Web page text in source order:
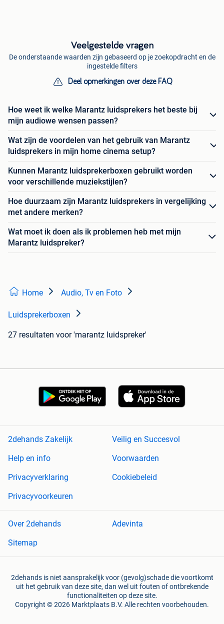
Veelgestelde vragen
De onderstaande waarden zijn gebaseerd op je zoekopdracht en de
ingestelde filters
Deel opmerkingen over deze FAQ
Hoe weet ik welke Marantz luidsprekers het beste bij
mijn audiowe wensen passen?
Wat zijn de voordelen van het gebruik van Marantz
luidsprekers in mijn home cinema setup?
Kunnen Marantz luidsprekerboxen gebruikt worden
voor verschillende muziekstijlen?
Hoe duurzaam zijn Marantz luidsprekers in vergelijking
met andere merken?
Wat moet ik doen als ik problemen heb met mijn
Marantz luidspreker?
Home Audio, Tv en Foto
Luidsprekerboxen
27 resultaten voor 'marantz luidspreker'
2dehands Zakelijk
Veilig en Succesvol
Help en info
Voorwaarden
Privacyverklaring
Cookiebeleid
Privacyvoorkeuren
Over 2dehands
Adevinta
Sitemap
2dehands is niet aansprakelijk voor (gevolg)schade die voortkomt
uit het gebruik van deze site, dan wel uit fouten of ontbrekende
functionaliteiten op deze site.
Copyright © 2026 Marktplaats B.V. Alle rechten voorbehouden.